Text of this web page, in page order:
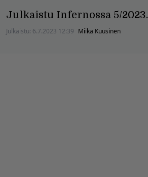
Julkaistu Infernossa 5/2023.
Julkaistu: 6.7.2023 12:39 Miika Kuusinen